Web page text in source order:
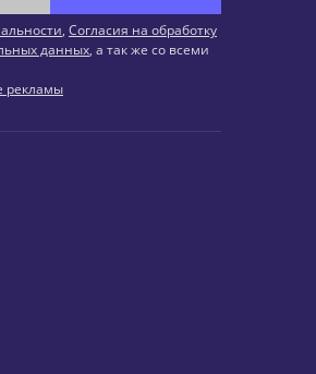
, Согласия на обработку
данных, а так же со всеми
рекламы